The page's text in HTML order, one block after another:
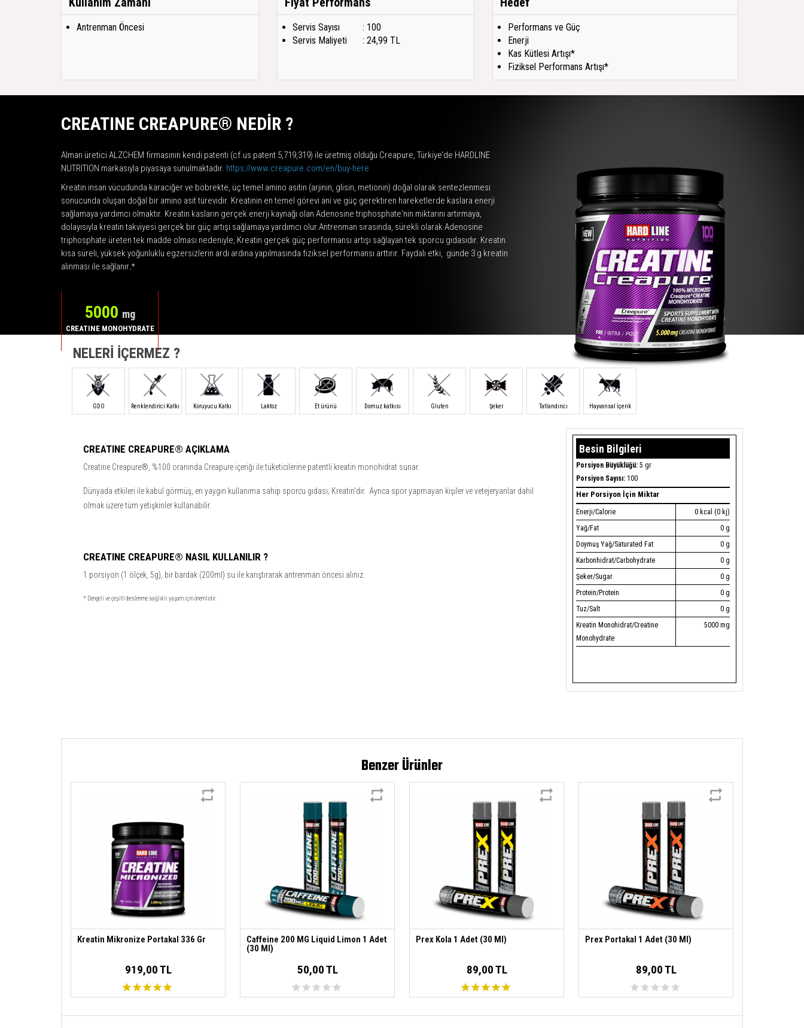
Antrenman Öncesi Servis Sayısı
: 100
Servis Maliyeti
: 24,99 TL
Performans ve Güç
Enerji
Kas Kütlesi Artışı*
Fiziksel Performans Artışı*
CREATINE CREAPURE® NEDİR ?
Alman üretici ALZCHEM firmasının kendi patenti (cf.us patent 5,719,319) ile üretmiş olduğu Creapure, Türkiye’de HARDLINE
NUTRITION markasıyla piyasaya sunulmaktadır. https://www.creapure.com/en/buy-here
Kreatin insan vücudunda karaciğer ve böbrekte, üç temel amino asitin (arjinin, glisin, metionin) doğal olarak sentezlenmesi
sonucunda oluşan doğal bir amino asit türevidir. Kreatinin en temel görevi ani ve güç gerektiren hareketlerde kaslara enerji
sağlamaya yardımcı olmaktır. Kreatin kasların gerçek enerji kaynağı olan Adenosine triphosphate'nin miktarını artırmaya,
dolayısıyla kreatin takviyesi gerçek bir güç artışı sağlamaya yardımcı olur.Antrenman sırasında, sürekli olarak Adenosine
triphosphate üreten tek madde olması nedeniyle, Kreatin gerçek güç performansı artışı sağlayan tek sporcu gıdasıdır. Kreatin
kısa süreli, yüksek yoğunluklu egzersizlerin ardı ardına yapılmasında fiziksel performansı arttırır. Faydalı etki, günde 3 g kreatin
alınması ile sağlanır .*
5000 mg
CREATINE MONOHYDRATE
NELERİ İÇERMEZ ?
GDO Renklendirici Katkı Koruyucu Katkı Laktoz Et ürünü Domuz katkısı Gluten Şeker Tatlandırıcı Hayvansal İçerik
CREATINE CREAPURE® AÇIKLAMA
Creatine Creapure®, %100 oranında Creapure içeriği ile tüketicilerine patentli kreatin monohidrat sunar.
Dünyada etkileri ile kabul görmüş, en yaygın kullanıma sahip sporcu gıdası; Kreatin'dir. Ayrıca spor yapmayan kişiler ve vetejeryanlar dahil
olmak üzere tüm yetişkinler kullanabilir.
CREATINE CREAPURE® NASIL KULLANILIR ?
1 porsiyon (1 ölçek, 5g), bir bardak (200ml) su ile karıştırarak antrenman öncesi alınız.
* Dengeli ve çeşitli beslenme sağlıklı yaşam için önemlidir.
Besin Bilgileri
Porsiyon Büyüklüğü: 5 gr
Porsiyon Sayısı: 100
Her Porsiyon İçin Miktar
Enerji/Calorie
0 kcal (0 kj)
Yağ/Fat
0 g
Doymuş Yağ/Saturated Fat
0 g
Karbonhidrat/Carbohydrate
0 g
Şeker/Sugar
0 g
Protein/Protein
0 g
Tuz/Salt
0 g
Kreatin Monohidrat/Creatine
Monohydrate
5000 mg
Benzer Ürünler
Kreatin Mikronize Portakal 336 Gr
919,00 TL
Caffeine 200 MG Liquid Limon 1 Adet
(30 Ml)
50,00 TL
Prex Kola 1 Adet (30 Ml)
89,00 TL
Prex Portakal 1 Adet (30 Ml)
89,00 TL